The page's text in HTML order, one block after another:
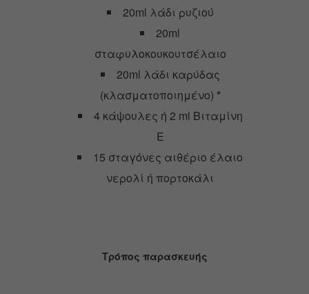
20ml λάδι ρυζιού
20ml
σταφυλοκουκουτσέλαιο
20ml λάδι καρύδας
(κλασματοποιημένο) *
4 κάψουλες ή 2 ml Βιταμίνη
Ε
15 σταγόνες αιθέριο έλαιο
νερολί ή πορτοκάλι
Τρόπος παρασκευής